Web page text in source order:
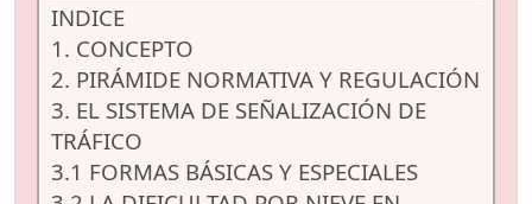
INDICE
1. CONCEPTO
2. PIRÁMIDE NORMATIVA Y REGULACIÓN
3. EL SISTEMA DE SEÑALIZACIÓN DE
TRÁFICO
3.1 FORMAS BÁSICAS Y ESPECIALES